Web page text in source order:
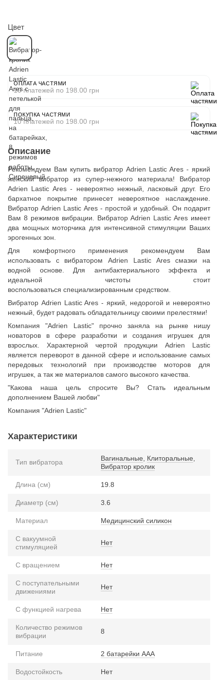
Цвет
ОПЛАТА ЧАСТЯМИ
10 платежей по 198.00 грн
ПОКУПКА ЧАСТЯМИ
10 платежей по 198.00 грн
Описание
Рекомендуем Вам купить вибратор Adrien Lastic Ares - яркий
женский вибратор из супер-нежного материала! Вибратор
Adrien Lastic Ares - невероятно нежный, ласковый друг. Его
бархатное покрытие принесет невероятное наслаждение.
Вибратор Adrien Lastic Ares - простой и удобный. Он подарит
Вам 8 режимов вибрации. Вибратор Adrien Lastic Ares имеет
два мощных моторчика для интенсивной стимуляции Ваших
эрогенных зон.
Для комфортного применения рекомендуем Вам
использовать с вибратором Adrien Lastic Ares смазки на
водной основе. Для антибактериального эффекта и
идеальной чистоты стоит
воспользоваться специализированным средством.
Вибратор Adrien Lastic Ares - яркий, недорогой и невероятно
нежный, будет радовать обладательницу своими прелестями!
Компания "Adrien Lastic" прочно заняла на рынке нишу
новаторов в сфере разработки и создания игрушек для
взрослых. Характерной чертой продукции Adrien Lastic
является переворот в данной сфере и использование самых
передовых технологий при производстве моторов для
игрушек, а так же материалов самого высокого качества.
"Какова наша цель спросите Вы? Стать идеальным
дополнением Вашей любви"
Компания "Adrien Lastic"
Характеристики
Тип вибратора Вагинальные Клиторальные
Вибратор кролик
Длина (см) 19.8
Диаметр (см) 3.6
Материал Медицинский силикон
С вакуумной
стимуляцией
Нет
С вращением Нет
С поступательными
движениями
Нет
С функцией нагрева Нет
Количество режимов
вибрации
8
Питание 2 батарейки ААА
Водостойкость Нет